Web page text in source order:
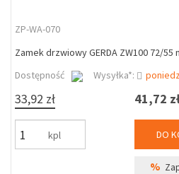
ZP-WA-070
Zamek drzwiowy GERDA ZW100 72/55
Dostępność
Wysyłka*:
33,92 zł
kpl
41,72
DO
%